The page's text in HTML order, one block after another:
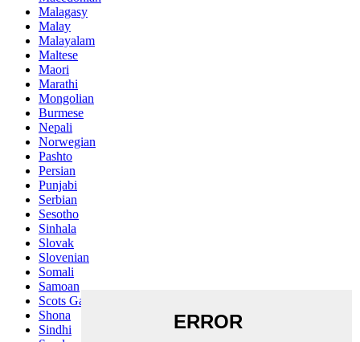
Malagasy
Malay
Malayalam
Maltese
Maori
Marathi
Mongolian
Burmese
Nepali
Norwegian
Pashto
Persian
Punjabi
Serbian
Sesotho
Sinhala
Slovak
Slovenian
Somali
Samoan
Scots Gaelic
Shona
Sindhi